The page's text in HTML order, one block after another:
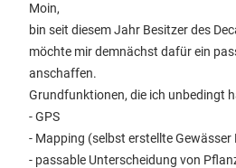
Moin,
bin seit diesem Jahr Besitzer des
möchte mir demnächst dafür ein
anschaffen.
Grundfunktionen, die ich unbedingt
- GPS
- Mapping (selbst erstellte Gewässer
- passable Unterscheidung von